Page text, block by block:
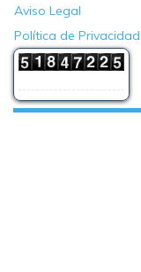
Aviso Legal
Política de Privacidad